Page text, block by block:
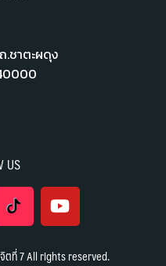
.ชาตะผดุง
US
ที่ 7 All rights reserved.